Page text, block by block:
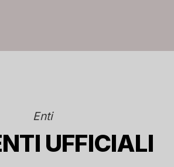
Enti
UFFICIALI